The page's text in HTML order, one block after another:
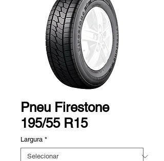
Pneu Firestone
195/55 R15
Largura *